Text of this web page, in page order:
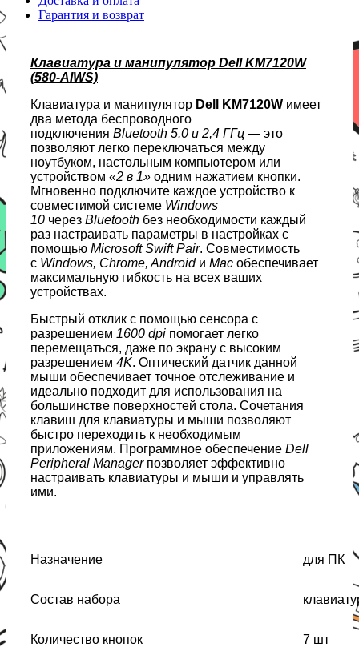
Гарантия и возврат
Клавиатура и манипулятор Dell KM7120W
(580-AIWS)
Клавиатура и манипулятор Dell KM7120W имеет
два метода беспроводного
подключения Bluetooth 5.0 и 2,4 ГГц — это
позволяют легко переключаться между
ноутбуком, настольным компьютером или
устройством «2 в 1» одним нажатием кнопки.
Мгновенно подключите каждое устройство к
совместимой системе Windows
10 через Bluetooth без необходимости каждый
раз настраивать параметры в настройках с
помощью Microsoft Swift Pair. Совместимость
с Windows, Chrome, Androidи Mac обеспечивает
максимальную гибкость на всех ваших
устройствах.
Быстрый отклик с помощью сенсора с
разрешением 1600 dpi помогает легко
перемещаться, даже по экрану с высоким
разрешением 4K. Оптический датчик данной
мыши обеспечивает точное отслеживание и
идеально подходит для использования на
большинстве поверхностей стола. Сочетания
клавиш для клавиатуры и мыши позволяют
быстро переходить к необходимым
приложениям. Программное обеспечение Dell
Peripheral Managerпозволяет эффективно
настраивать клавиатуры и мыши и управлять
ими.
Назначение для ПК
Состав набора
Количество кнопок 7 шт